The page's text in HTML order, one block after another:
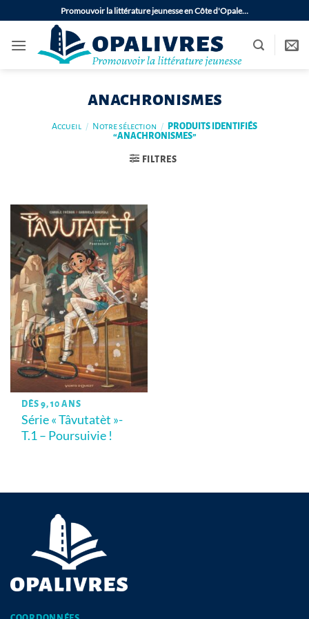
au
contenu
Promouvoir la littérature jeunesse en Côte d'Opale…
anachronismes
Accueil / Notre sélection /
PRODUITS IDENTIFIÉS
“ANACHRONISMES”
FILTRES
DÈS 9, 10 ANS
Série « Tâvutatèt »-
T.1 – Poursuivie !